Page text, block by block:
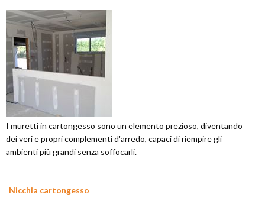
I muretti in cartongesso sono un elemento prezioso, diventando
dei veri e propri complementi d'arredo, capaci di riempire gli
ambienti più grandi senza soffocarli.
Nicchia cartongesso